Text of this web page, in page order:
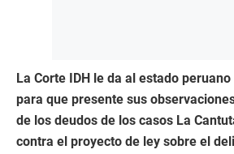
La Corte IDH le da al estado
para que presente sus
de los deudos de los casos La
contra el proyecto de ley sobre el